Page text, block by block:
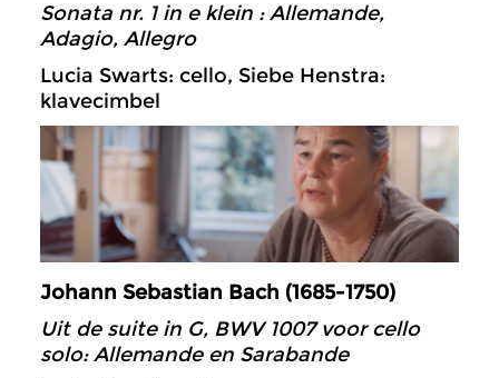
Sonata nr. 1 in e klein : Allemande,
Adagio, Allegro
Lucia Swarts: cello, Siebe Henstra:
klavecimbel
Johann Sebastian Bach (1685-1750)
Uit de suite in G, BWV 1007 voor cello
solo: Allemande en Sarabande